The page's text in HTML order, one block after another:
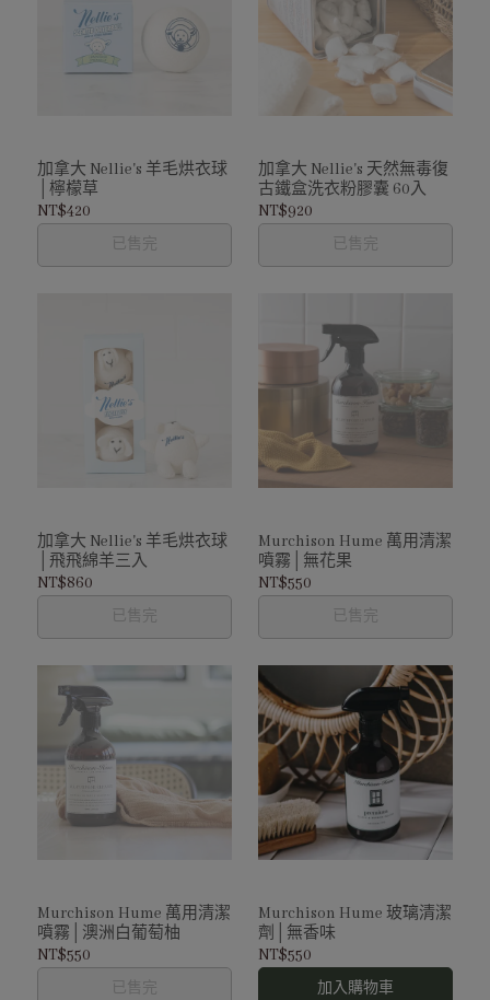
加拿大 Nellie's 羊毛烘衣球
│檸檬草
NT$420
已售完
加拿大 Nellie's 天然無毒復
古鐵盒洗衣粉膠囊 60入
NT$920
已售完
加拿大 Nellie's 羊毛烘衣球
│飛飛綿羊三入
NT$860
已售完
Murchison Hume 萬用清潔
噴霧│無花果
NT$550
已售完
Murchison Hume 萬用清潔
噴霧│澳洲白葡萄柚
NT$550
已售完
Murchison Hume 玻璃清潔
劑│無香味
NT$550
加入購物車